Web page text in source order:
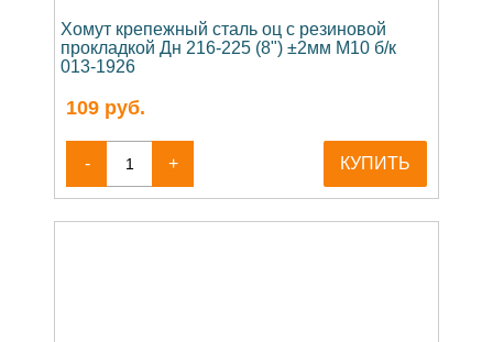
Хомут крепежный сталь оц с резиновой
прокладкой Дн 216-225 (8") ±2мм М10 б/к
013-1926
109 руб.
- + КУПИТЬ